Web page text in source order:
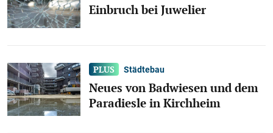
Einbruch bei Juwelier
Städtebau
Neues von Badwiesen und dem
Paradiesle in Kirchheim